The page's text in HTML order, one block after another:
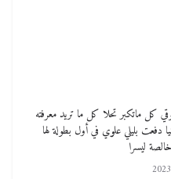
كل ماتكبر تحلا كل ما تريد معرفته
دفعت بليلي علوي في أول بطولة لها
ليسرا